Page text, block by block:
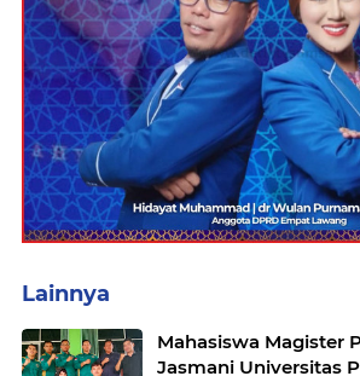
Lainnya
Mahasiswa Magister
Jasmani Universitas